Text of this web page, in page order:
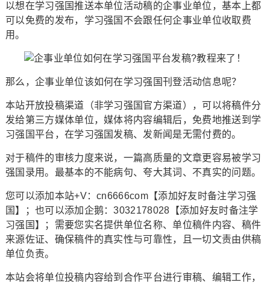
以想在学习强国推送本单位活动稿的企事业单位，基本上都
可以免费的发布，学习强国不会跟任何企事业单位收取费
用。
那么，企事业单位该如何在学习强国刊登活动信息呢？
本站开放投稿渠道（非学习强国官方渠道），可以将稿件分
发给第三方媒体单位，媒体将内容编辑后，免费地推送到学
习强国平台，在学习强国发稿、发新闻是无需付费的。
对于稿件的审核力度来说，一篇高质量的文章更容易被学习
强国录用。最基本的不能病句、夸大其词、不真实的问题。
您可以添加本站+V：cn6666com【添加好友时备注学习强
国】；也可以添加企鹅：3032178028【添加好友时备注学
习强国】；需要您实名提供单位名称、单位稿件内容、稿件
来源佐证、确保稿件的真实性与可靠性，且一切文责由供稿
单位负责。
本站会将单位投稿内容给到合作平台进行审稿、编辑工作，